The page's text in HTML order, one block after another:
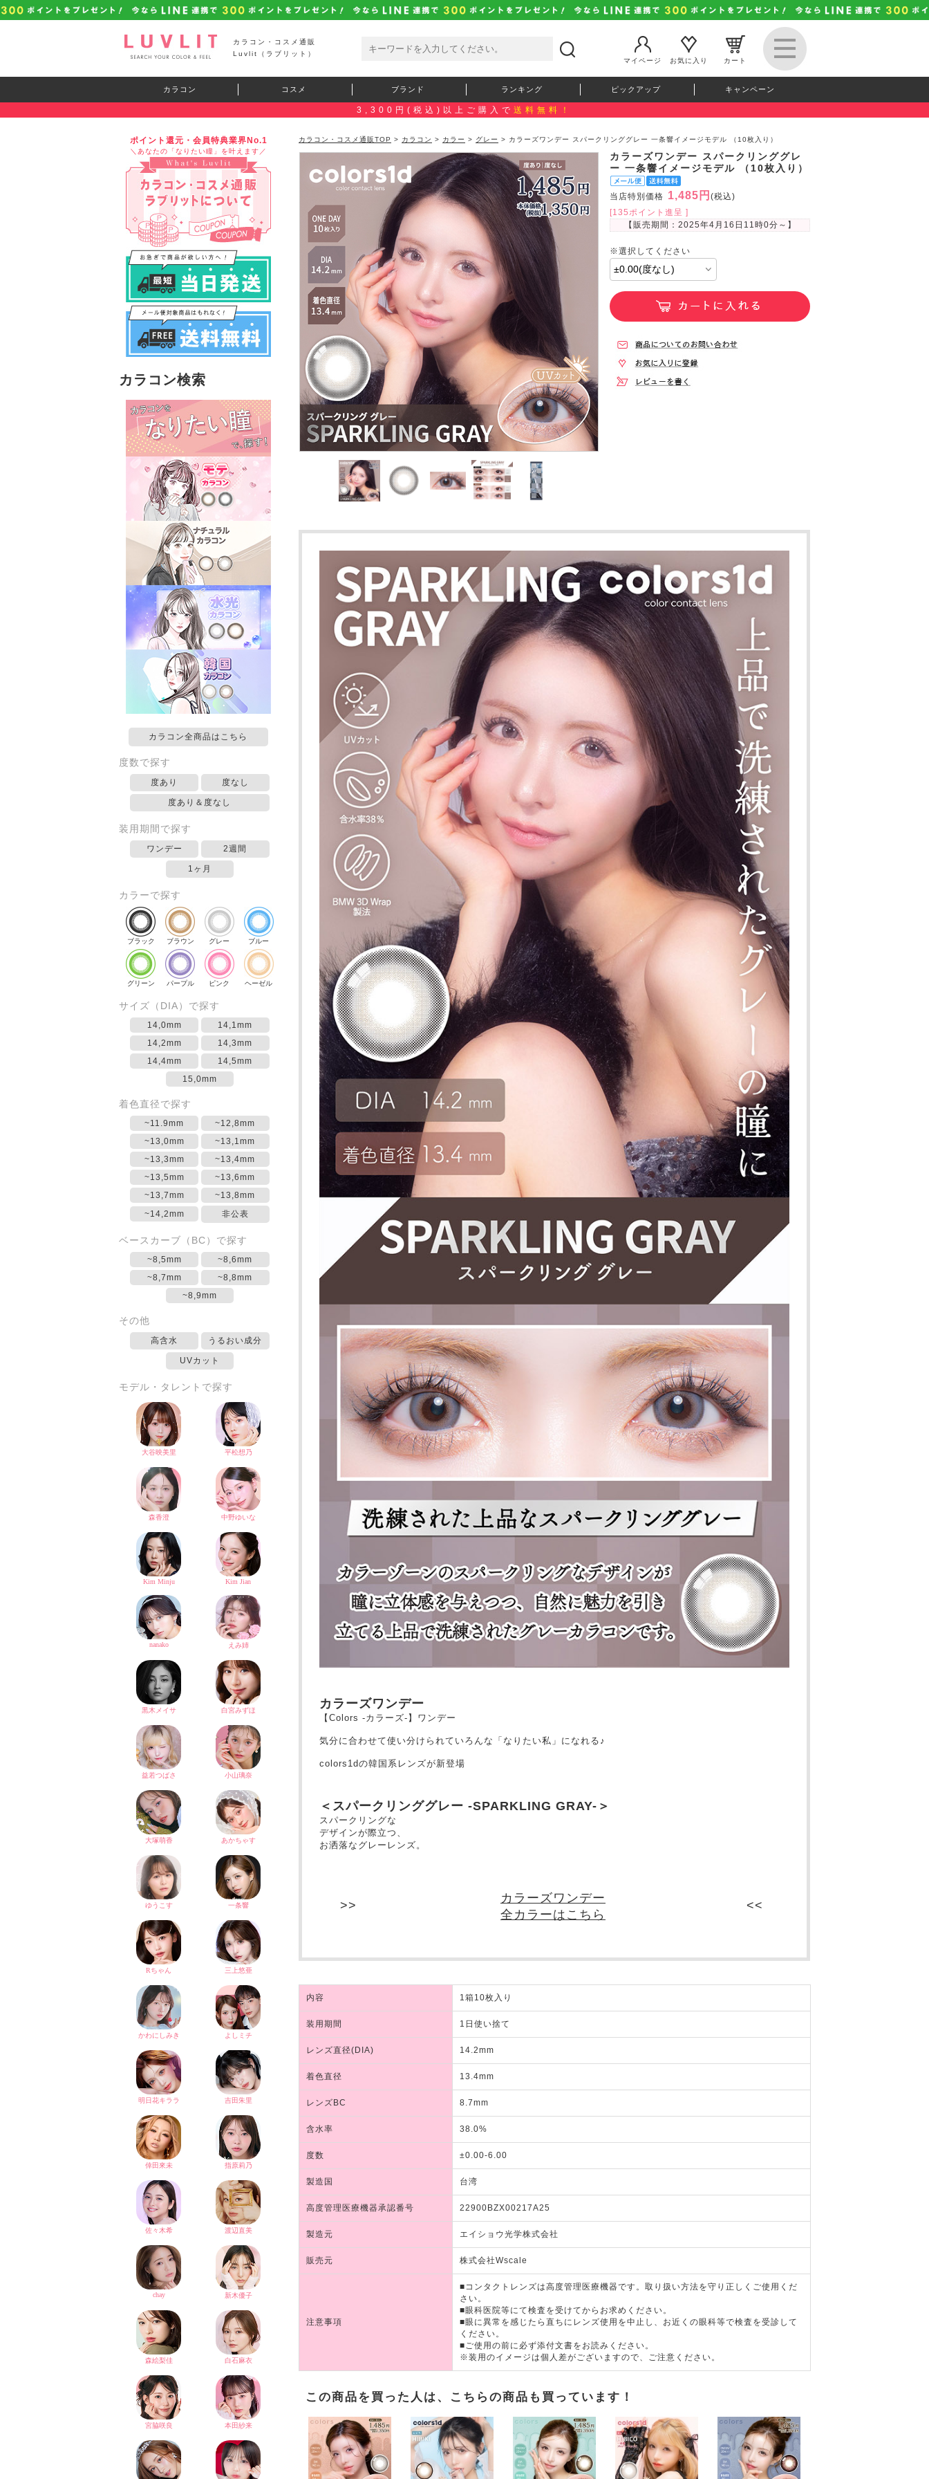
カラコン・コスメ通販
Luvlit（ラブリット）
マイページ
お気に入り カート
カラコン コスメ ブランド ランキング ピックアップ キャンペーン
3,300円(税込)以上ご購入で 送料無料！
ポイント還元・会員特典業界No.1
＼あなたの「なりたい瞳」を叶えます／
カラコン検索
カラコン全商品はこちら
度数で探す
度あり 度なし
度あり＆度なし
装用期間で探す
ワンデー 2週間
1ヶ月
カラーで探す
ブラック ブラウン グレー ブルー
グリーン パープル ピンク ヘーゼル
サイズ（DIA）で探す
14,0mm
14,1mm
14,2mm
14,3mm
14,4mm
14,5mm
15,0mm
着色直径で探す
~11.9mm
~12,8mm
~13,0mm
~13,1mm
~13,3mm
~13,4mm
~13,5mm
~13,6mm
~13,7mm
~13,8mm
~14,2mm
非公表
ベースカーブ（BC）で探す
~8,5mm
~8,6mm
~8,7mm
~8,8mm
~8,9mm
その他
高含水 うるおい成分
UVカット
モデル・タレントで探す
カラコン・コスメ通販TOP > カラコン > カラー > グレー > カラーズワンデー スパークリンググレー 一条響イメージモデル （10枚入り）
カラーズワンデー スパークリンググレ
ー 一条響イメージモデル （10枚入り）
当店特別価格 1,485円 (税込)
[135ポイント進呈 ]
【販売期間： 2025年4月16日11時0分 ～】
カラーズワンデー
【Colors -カラーズ-】ワンデー
気分に合わせて使い分けられていろんな「なりたい私」になれる♪
colors1dの韓国系レンズが新登場
＜スパークリンググレー -SPARKLING GRAY-＞
スパークリングな
デザインが際立つ、
お洒落なグレーレンズ。
カラーズワンデー
全カラーはこちら
内容 1箱10枚入り
装用期間 1日使い捨て
レンズ直径(DIA) 14.2mm
着色直径 13.4mm
レンズBC 8.7mm
含水率 38.0%
度数 ±0.00-6.00
製造国 台湾
高度管理医療機器承認番号 22900BZX00217A25
製造元 エイショウ光学株式会社
販売元 株式会社Wscale
注意事項
■コンタクトレンズは高度管理医療機器です。取り扱い方法を守り正しくご使用くだ
さい。
■眼科医院等にて検査を受けてからお求めください。
■眼に異常を感じたら直ちにレンズ使用を中止し、お近くの眼科等で検査を受診して
ください。
■ご使用の前に必ず添付文書をお読みください。
※装用のイメージは個人差がございますので、ご注意ください。
この商品を買った人は、こちらの商品も買っています！